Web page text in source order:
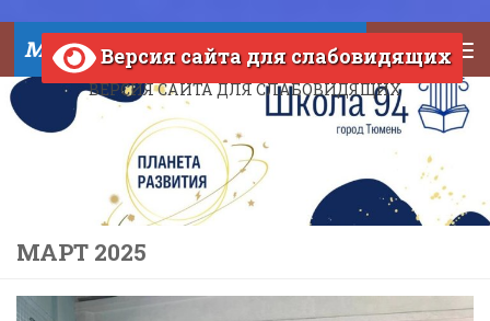
Skip to content
МАОУ СОШ №94 города Тюмени
ВЕРСИЯ САЙТА ДЛЯ СЛАБОВИДЯЩИХ
Версия сайта для слабовидящих
МАРТ 2025